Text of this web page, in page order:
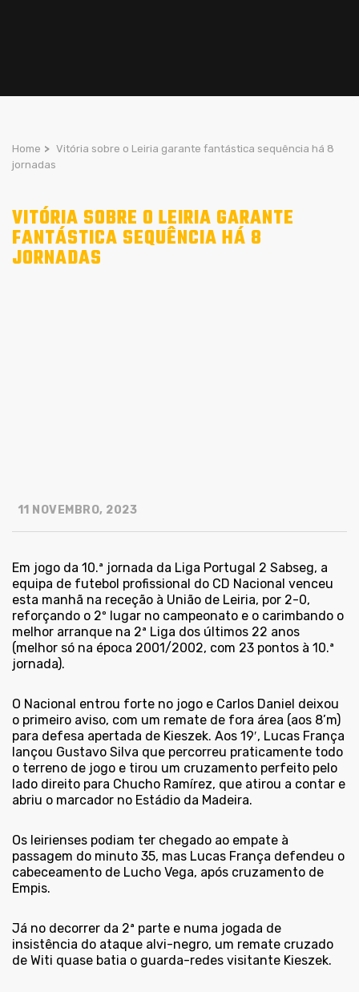
Home > Vitória sobre o Leiria garante fantástica sequência há 8
jornadas
VITÓRIA SOBRE O LEIRIA GARANTE
FANTÁSTICA SEQUÊNCIA HÁ 8
JORNADAS
11 NOVEMBRO, 2023
Em jogo da 10.ª jornada da Liga Portugal 2 Sabseg, a
equipa de futebol profissional do CD Nacional venceu
esta manhã na receção à União de Leiria, por 2-0,
reforçando o 2º lugar no campeonato e o carimbando o
melhor arranque na 2ª Liga dos últimos 22 anos
(melhor só na época 2001/2002, com 23 pontos à 10.ª
jornada).
O Nacional entrou forte no jogo e Carlos Daniel deixou
o primeiro aviso, com um remate de fora área (aos 8’m)
para defesa apertada de Kieszek. Aos 19′, Lucas França
lançou Gustavo Silva que percorreu praticamente todo
o terreno de jogo e tirou um cruzamento perfeito pelo
lado direito para Chucho Ramírez, que atirou a contar e
abriu o marcador no Estádio da Madeira.
Os leirienses podiam ter chegado ao empate à
passagem do minuto 35, mas Lucas França defendeu o
cabeceamento de Lucho Vega, após cruzamento de
Empis.
Já no decorrer da 2ª parte e numa jogada de
insistência do ataque alvi-negro, um remate cruzado
de Witi quase batia o guarda-redes visitante Kieszek.